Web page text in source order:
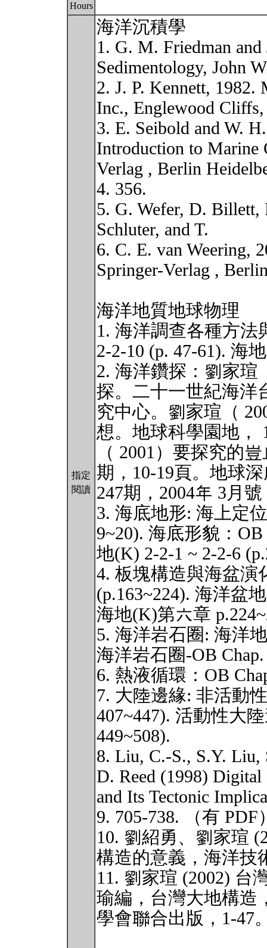
Hours
指定
閱讀
海洋沉積學
1. G. M. Friedman
Sedimentology, John
2. J. P. Kennett, 1982.
Inc., Englewood
3. E. Seibold and W.
Introduction to Marine
Verlag , Berlin
4. 356.
5. G. Wefer, D. Billett,
Schluter, and T.
6. C. E. van Weering,
Springer-Verlag ,
海洋地質地球物理
1. 海洋調查各種方法
2-2-10 (p. 47-61). 海
2. 海洋鑽探：劉家瑄
探。二十一世紀海洋
究中心。劉家瑄（
想。地球科學園地，
（ 2001）要探究的
期，10-19頁。地球
247期，2004年 3月號
3. 海底地形: 海上定
9~20). 海底形貌：OB
地(K) 2-2-1 ~ 2-2-6
4. 板塊構造與海盆演
(p.163~224). 海洋盆
海地(K)第六章
5. 海洋岩石圈: 海洋
海洋岩石圈-OB
6. 熱液循環：OB
7. 大陸邊緣: 非活動
407~447). 活動性大
449~508).
8. Liu, C.-S., S.Y. Liu,
D. Reed (1998)
and Its Tectonic
9. 705-738. （有 PDF
10. 劉紹勇、劉家瑄
構造的意義，海洋技
11. 劉家瑄 (2002) 台
瑜編，台灣大地構造
學會聯合出版，1-47